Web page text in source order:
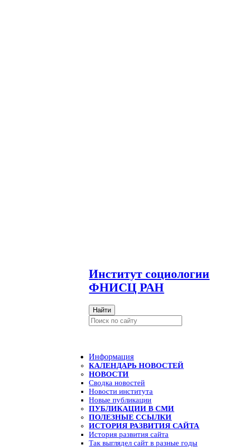
Институт социологии
ФНИСЦ РАН
Найти
Информация
КАЛЕНДАРЬ НОВОСТЕЙ
НОВОСТИ
Сводка новостей
Новости института
Новые публикации
ПУБЛИКАЦИИ В СМИ
ПОЛЕЗНЫЕ ССЫЛКИ
ИСТОРИЯ РАЗВИТИЯ САЙТА
История развития сайта
Так выглядел сайт в разные годы